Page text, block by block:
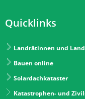
Quicklinks
Landrätinnen und
Bauen online
Solardachkataster
Katastrophen- und